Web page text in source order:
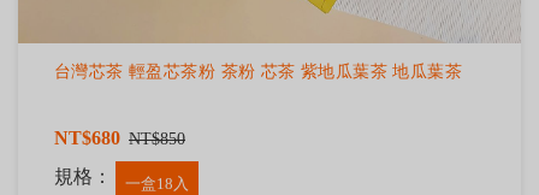
台灣芯茶 輕盈芯茶粉 茶粉 芯茶 紫地瓜葉茶 地瓜葉茶
NT$680 NT$850
規格： 一盒18入